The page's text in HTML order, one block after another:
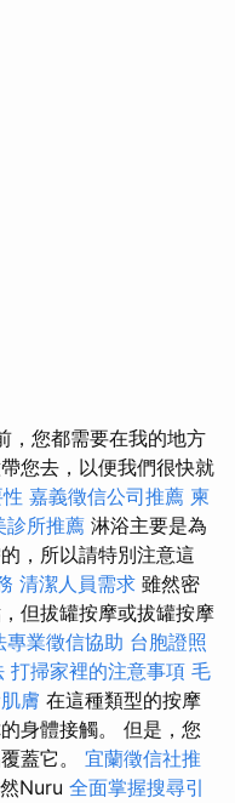
，您都需要在我的地方
您去，以便我們很快就
嘉義徵信公司推薦 柬
診所推薦 淋浴主要是為
，所以請特別注意這
清潔人員需求 雖然密
但拔罐按摩或拔罐按摩
專業徵信協助 台胞證照
打掃家裡的注意事項 毛
膚 在這種類型的按摩
身體接觸。 但是，您
蓋它。 宜蘭徵信社推
Nuru 全面掌握搜尋引